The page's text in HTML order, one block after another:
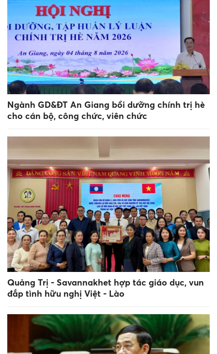
Ngành GD&ĐT An Giang bồi dưỡng chính trị hè
cho cán bộ, công chức, viên chức
Quảng Trị - Savannakhet hợp tác giáo dục, vun
đắp tình hữu nghị Việt - Lào